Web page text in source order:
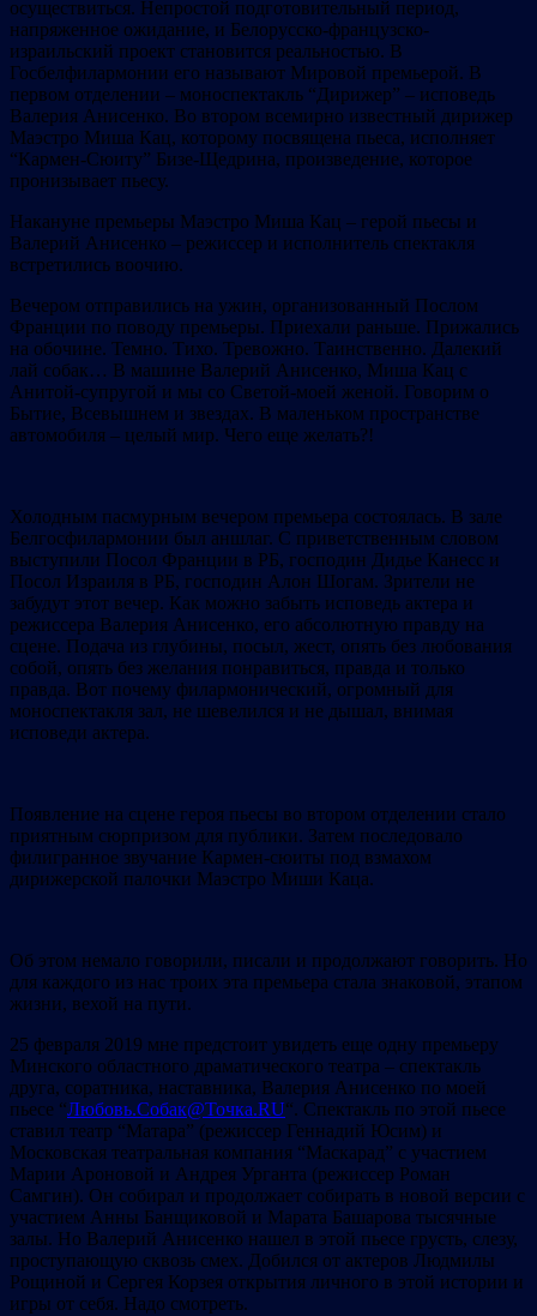
осуществиться. Непростой подготовительный период,
напряженное ожидание, и Белорусско-французско-
израильский проект становится реальностью. В
Госбелфилармонии его называют Мировой премьерой. В
первом отделении – моноспектакль “Дирижер” – исповедь
Валерия Анисенко. Во втором всемирно известный дирижер
Маэстро Миша Кац, которому посвящена пьеса, исполняет
“Кармен-Сюиту” Бизе-Щедрина, произведение, которое
пронизывает пьесу.
Накануне премьеры Маэстро Миша Кац – герой пьесы и
Валерий Анисенко – режиссер и исполнитель спектакля
встретились воочию.
Вечером отправились на ужин, организованный Послом
Франции по поводу премьеры. Приехали раньше. Прижались
на обочине. Темно. Тихо. Тревожно. Таинственно. Далекий
лай собак… В машине Валерий Анисенко, Миша Кац с
Анитой-супругой и мы со Светой-моей женой. Говорим о
Бытие, Всевышнем и звездах. В маленьком пространстве
автомобиля – целый мир. Чего еще желать?!
Холодным пасмурным вечером премьера состоялась. В зале
Белгосфилармонии был аншлаг. С приветственным словом
выступили Посол Франции в РБ, господин Дидье Канесс и
Посол Израиля в РБ, господин Алон Шогам. Зрители не
забудут этот вечер. Как можно забыть исповедь актера и
режиссера Валерия Анисенко, его абсолютную правду на
сцене. Подача из глубины, посыл, жест, опять без любования
собой, опять без желания понравиться, правда и только
правда. Вот почему филармонический, огромный для
моноспектакля зал, не шевелился и не дышал, внимая
исповеди актера.
Появление на сцене героя пьесы во втором отделении стало
приятным сюрпризом для публики. Затем последовало
филигранное звучание Кармен-сюиты под взмахом
дирижерской палочки Маэстро Миши Каца.
Об этом немало говорили, писали и продолжают говорить. Но
для каждого из нас троих эта премьера стала знаковой, этапом
жизни, вехой на пути.
25 февраля 2019 мне предстоит увидеть еще одну премьеру
Минского областного драматического театра – спектакль
друга, соратника, наставника, Валерия Анисенко по моей
пьесе “Любовь.Собак@Точка.RU“. Спектакль по этой пьесе
ставил театр “Матара” (режиссер Геннадий Юсим) и
Московская театральная компания “Маскарад” с участием
Марии Ароновой и Андрея Урганта (режиссер Роман
Самгин). Он собирал и продолжает собирать в новой версии с
участием Анны Банщиковой и Марата Башарова тысячные
залы. Но Валерий Анисенко нашел в этой пьесе грусть, слезу,
проступающую сквозь смех. Добился от актеров Людмилы
Рощиной и Сергея Корзея открытия личного в этой истории и
игры от себя. Надо смотреть.